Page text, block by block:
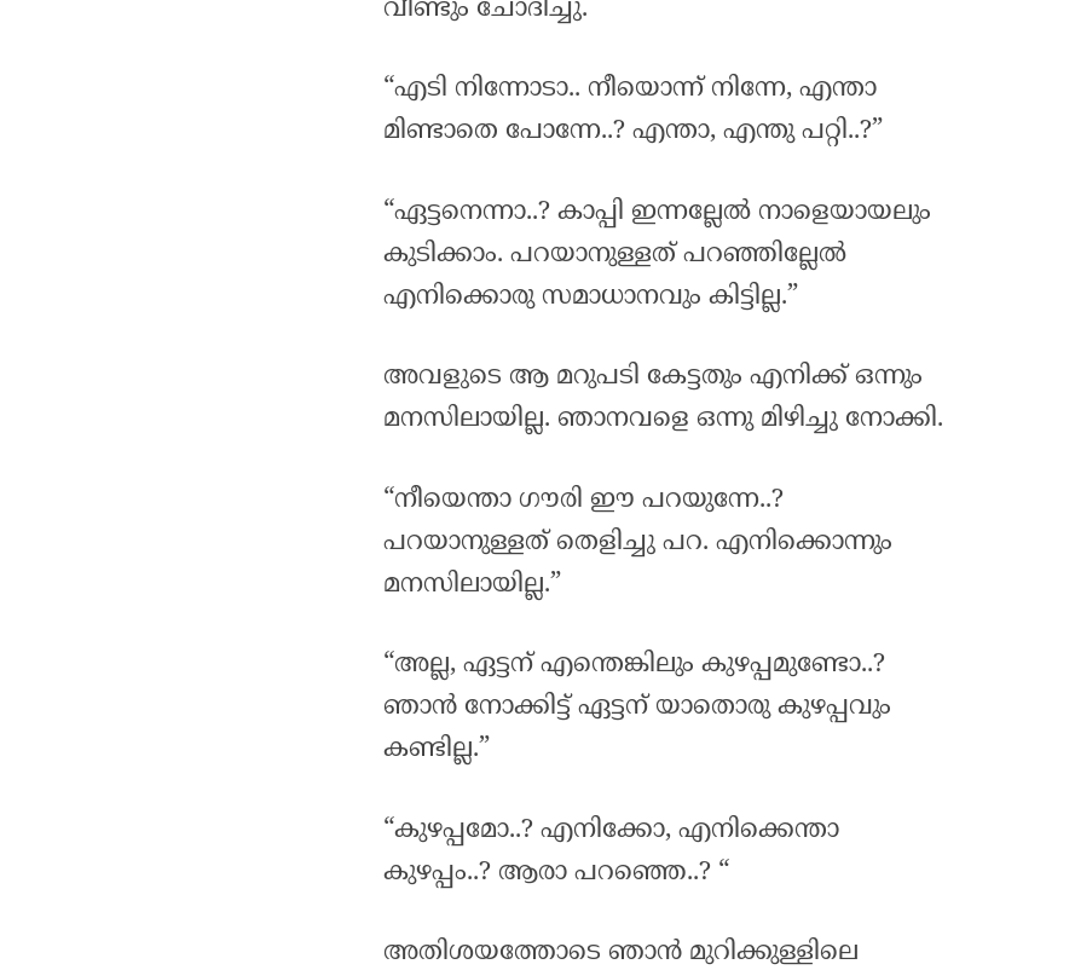
വീണ്ടും ചോദിച്ചു.
“എടി നിന്നോടാ.. നീയൊന്ന് നിന്നേ, എന്താ
മിണ്ടാതെ പോന്നേ..? എന്താ, എന്തു പറ്റി..?”
“ഏട്ടനെന്നാ..? കാപ്പി ഇന്നല്ലേൽ നാളെയായലും
കുടിക്കാം. പറയാനുള്ളത് പറഞ്ഞില്ലേൽ
എനിക്കൊരു സമാധാനവും കിട്ടില്ല.”
അവളുടെ ആ മറുപടി കേട്ടതും എനിക്ക് ഒന്നും
മനസിലായില്ല. ഞാനവളെ ഒന്നു മിഴിച്ചു നോക്കി.
“നീയെന്താ ഗൗരി ഈ പറയുന്നേ..?
പറയാനുള്ളത് തെളിച്ചു പറ. എനിക്കൊന്നും
മനസിലായില്ല.”
“അല്ല, ഏട്ടന് എന്തെങ്കിലും കുഴപ്പമുണ്ടോ..?
ഞാൻ നോക്കിട്ട് ഏട്ടന് യാതൊരു കുഴപ്പവും
കണ്ടില്ല.”
“കുഴപ്പമോ..? എനിക്കോ, എനിക്കെന്താ
കുഴപ്പം..? ആരാ പറഞ്ഞെ..? “
അതിശയത്തോടെ ഞാൻ മുറിക്കുള്ളിലെ